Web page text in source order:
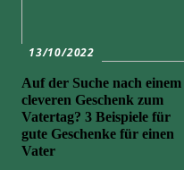
13/10/2022
Auf der Suche nach einem
cleveren Geschenk zum
Vatertag? 3 Beispiele für
gute Geschenke für einen
Vater